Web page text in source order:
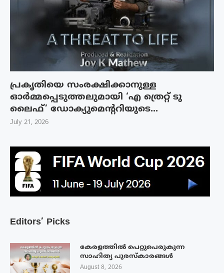
Editors’ Picks
കേരളത്തിൽ പെറ്റുപെരുകുന്ന
സാഹിത്യ പുരസ്‌കാരങ്ങൾ
August 8, 2026
പ്രകൃതിയെ സംരക്ഷിക്കാനുള്ള
ഓർമ്മപ്പെടുത്തലുമായി ‘എ ത്രെറ്റ് ടു
ലൈഫ്’ ഡോക്യുമെന്ററിയുടെ...
July 21, 2026